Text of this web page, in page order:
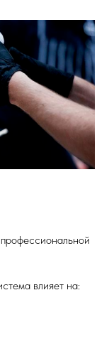
влияет на: